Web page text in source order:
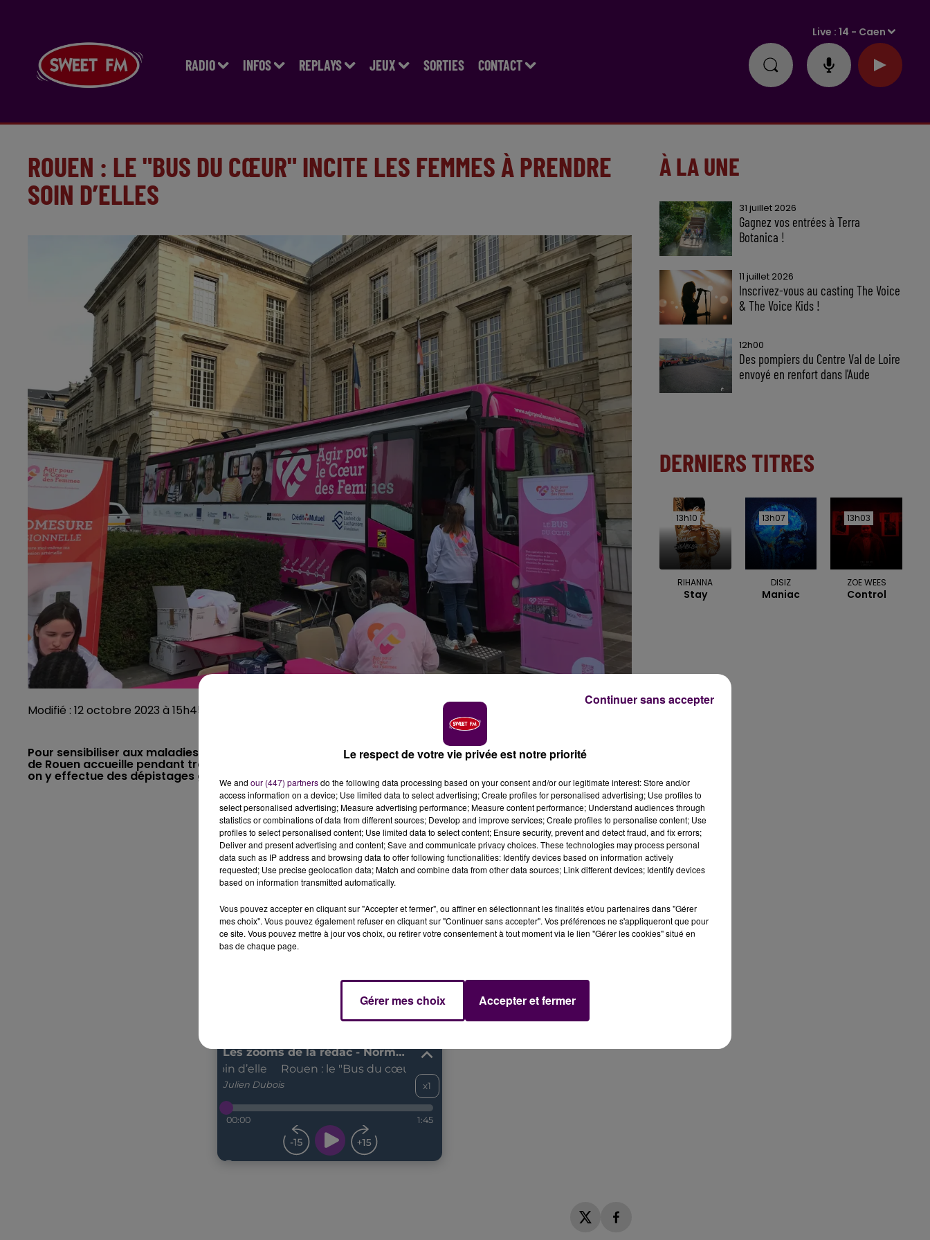
RADIO INFOS REPLAYS JEUX SORTIES CONTACT
Live :14 - Caen
ROUEN : LE "BUS DU CŒUR" INCITE LES FEMMES À PRENDRE
SOIN D’ELLES
Modifié : 12 octobre 2023 à 15h45 par Julien Dubois / crédit photo : Sweet FM
Pour sensibiliser aux maladies cardiovasculaires, première cause de mortalité féminine en France, la ville
de Rouen accueille pendant trois jours le "Bus du Cœur des Femmes". Doté d’un cabinet médical mobile,
on y effectue des dépistages gratuits, ce qui permet d'identifier les cas les plus à risque.
À LA UNE
31 juillet 2026
Gagnez vos entrées à Terra
Botanica !
11 juillet 2026
Inscrivez-vous au casting The Voice
& The Voice Kids !
12h00
Des pompiers du Centre Val de Loire
envoyé en renfort dans l'Aude
DERNIERS TITRES
13h10
13h10
RIHANNA
Stay
13h07
13h07
DISIZ
Maniac
13h03
13h03
ZOE WEES
Control
Le respect de votre vie privée est notre priorité
We and our (447) partnersdo the following data processing based on your consent and/or our legitimate interest: Store and/or
access information on a device; Use limited data to select advertising; Create profiles for personalised advertising; Use profiles to
select personalised advertising; Measure advertising performance; Measure content performance; Understand audiences through
statistics or combinations of data from different sources; Develop and improve services; Create profiles to personalise content; Use
profiles to select personalised content; Use limited data to select content; Ensure security, prevent and detect fraud, and fix errors;
Deliver and present advertising and content; Save and communicate privacy choices. These technologies may process personal
data such as IP address and browsing data to offer following functionalities: Identify devices based on information actively
requested; Use precise geolocation data; Match and combine data from other data sources; Link different devices; Identify devices
based on information transmitted automatically.
Vous pouvez accepter en cliquant sur "Accepter et fermer", ou affiner en sélectionnant les finalités et/ou partenaires dans "Gérer
mes choix". Vous pouvez également refuser en cliquant sur "Continuer sans accepter". Vos préférences ne s'appliqueront que pour
ce site. Vous pouvez mettre à jour vos choix, ou retirer votre consentement à tout moment via le lien "Gérer les cookies" situé en
bas de chaque page.
Gérer mes choix Accepter et fermer
Continuer sans accepter